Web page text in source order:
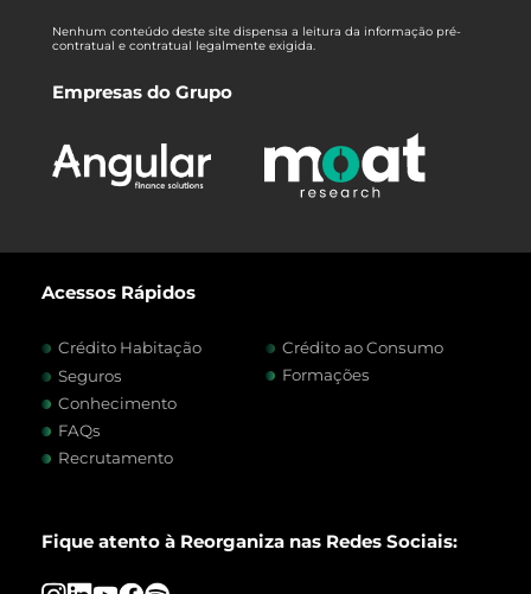
Nenhum conteúdo deste site dispensa a leitura da informação pré-
contratual e contratual legalmente exigida.
Empresas do Grupo
Acessos Rápidos
Crédito Habitação
Crédito ao Consumo
Seguros
Formações
Conhecimento
FAQs
Recrutamento
Fique atento à Reorganiza nas Redes Sociais: